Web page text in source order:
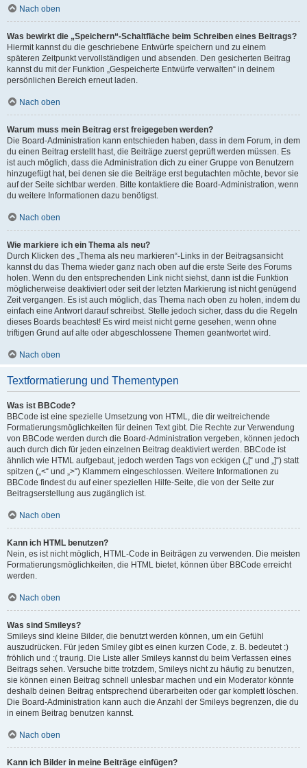
Nach oben
Was bewirkt die „Speichern“-Schaltfläche beim Schreiben eines Beitrags?
Hiermit kannst du die geschriebene Entwürfe speichern und zu einem
späteren Zeitpunkt vervollständigen und absenden. Den gesicherten Beitrag
kannst du mit der Funktion „Gespeicherte Entwürfe verwalten“ in deinem
persönlichen Bereich erneut laden.
Nach oben
Warum muss mein Beitrag erst freigegeben werden?
Die Board-Administration kann entschieden haben, dass in dem Forum, in dem
du einen Beitrag erstellt hast, die Beiträge zuerst geprüft werden müssen. Es
ist auch möglich, dass die Administration dich zu einer Gruppe von Benutzern
hinzugefügt hat, bei denen sie die Beiträge erst begutachten möchte, bevor sie
auf der Seite sichtbar werden. Bitte kontaktiere die Board-Administration, wenn
du weitere Informationen dazu benötigst.
Nach oben
Wie markiere ich ein Thema als neu?
Durch Klicken des „Thema als neu markieren“-Links in der Beitragsansicht
kannst du das Thema wieder ganz nach oben auf die erste Seite des Forums
holen. Wenn du den entsprechenden Link nicht siehst, dann ist die Funktion
möglicherweise deaktiviert oder seit der letzten Markierung ist nicht genügend
Zeit vergangen. Es ist auch möglich, das Thema nach oben zu holen, indem du
einfach eine Antwort darauf schreibst. Stelle jedoch sicher, dass du die Regeln
dieses Boards beachtest! Es wird meist nicht gerne gesehen, wenn ohne
triftigen Grund auf alte oder abgeschlossene Themen geantwortet wird.
Nach oben
Textformatierung und Thementypen
Was ist BBCode?
BBCode ist eine spezielle Umsetzung von HTML, die dir weitreichende
Formatierungsmöglichkeiten für deinen Text gibt. Die Rechte zur Verwendung
von BBCode werden durch die Board-Administration vergeben, können jedoch
auch durch dich für jeden einzelnen Beitrag deaktiviert werden. BBCode ist
ähnlich wie HTML aufgebaut, jedoch werden Tags von eckigen („[“ und „]“) statt
spitzen („<“ und „>“) Klammern eingeschlossen. Weitere Informationen zu
BBCode findest du auf einer speziellen Hilfe-Seite, die von der Seite zur
Beitragserstellung aus zugänglich ist.
Nach oben
Kann ich HTML benutzen?
Nein, es ist nicht möglich, HTML-Code in Beiträgen zu verwenden. Die meisten
Formatierungsmöglichkeiten, die HTML bietet, können über BBCode erreicht
werden.
Nach oben
Was sind Smileys?
Smileys sind kleine Bilder, die benutzt werden können, um ein Gefühl
auszudrücken. Für jeden Smiley gibt es einen kurzen Code, z. B. bedeutet :)
fröhlich und :( traurig. Die Liste aller Smileys kannst du beim Verfassen eines
Beitrags sehen. Versuche bitte trotzdem, Smileys nicht zu häufig zu benutzen,
sie können einen Beitrag schnell unlesbar machen und ein Moderator könnte
deshalb deinen Beitrag entsprechend überarbeiten oder gar komplett löschen.
Die Board-Administration kann auch die Anzahl der Smileys begrenzen, die du
in einem Beitrag benutzen kannst.
Nach oben
Kann ich Bilder in meine Beiträge einfügen?